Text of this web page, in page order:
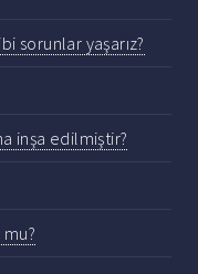
sorunlar yaşarız?
inşa edilmiştir?